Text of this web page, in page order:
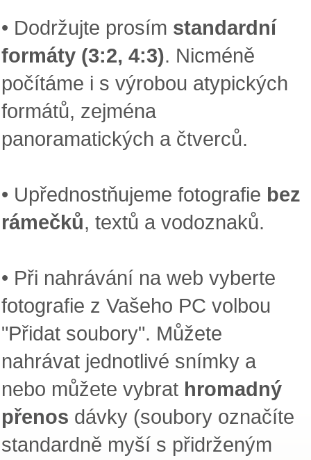
• Dodržujte prosím standardní
formáty (3:2, 4:3). Nicméně
počítáme i s výrobou atypických
formátů, zejména
panoramatických a čtverců.
• Upřednostňujeme fotografie bez
rámečků, textů a vodoznaků.
• Při nahrávání na web vyberte
fotografie z Vašeho PC volbou
"Přidat soubory". Můžete
nahrávat jednotlivé snímky a
nebo můžete vybrat hromadný
přenos dávky (soubory označíte
standardně myší s přidrženým